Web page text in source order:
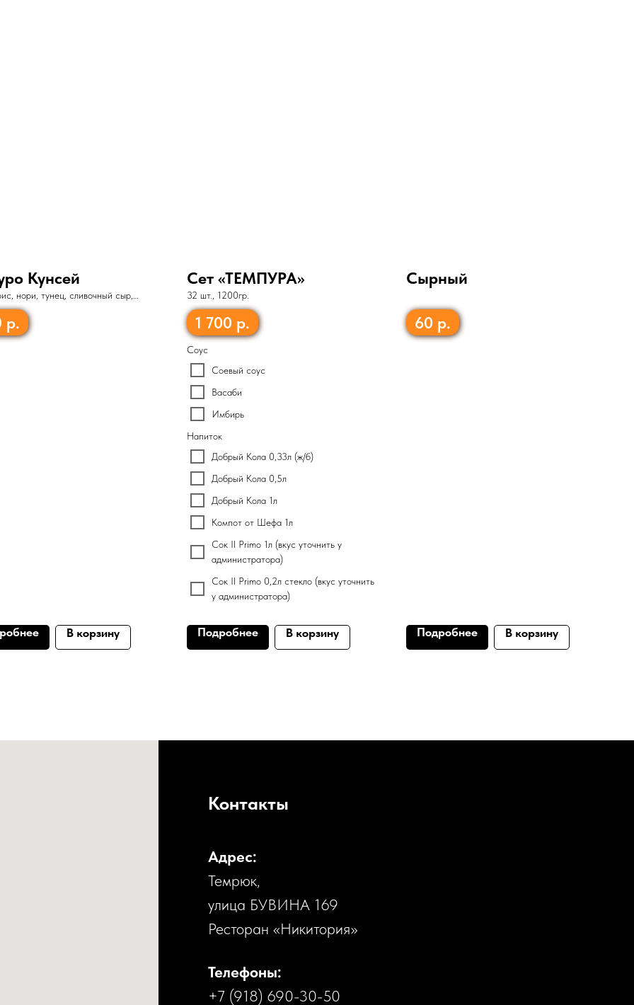
Кунсей
нори, тунец, сливочный сыр,
р.
В корзину
Сет «ТЕМПУРА»
32 шт., 1200гр.
1 700 р.
Соус
Соевый соус
Васаби
Имбирь
Напиток
Добрый Кола 0,33л (ж/б)
Добрый Кола 0,5л
Добрый Кола 1л
Компот от Шефа 1л
Сок Il Primo 1л (вкус уточнить у
администратора)
Сок Il Primo 0,2л стекло (вкус уточнить
у администратора)
Подробнее В корзину
Сырный
60 р.
Подробнее В корзину
Контакты
Адрес:
Темрюк,
улица БУВИНА 169
Ресторан «Никитория»
Телефоны:
+7 (918) 690-30-50